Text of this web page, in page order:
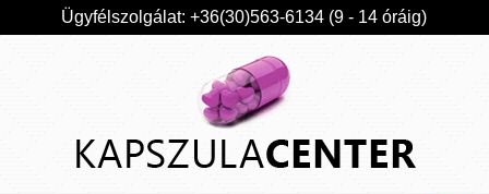
Ügyfélszolgálat: +36(30)563-6134 (9 - 14 óráig)